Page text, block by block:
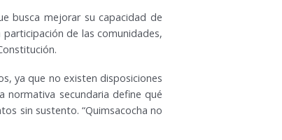
busca mejorar su capacidad de
de las comunidades,
ya que no existen disposiciones
normativa secundaria define qué
sin sustento. “Quimsacocha no